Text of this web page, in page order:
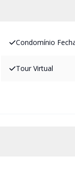
Condomínio
Tour Virtual